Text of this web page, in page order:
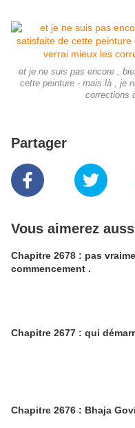
et je ne suis pas encore ,
cette peinture - mais là , je
corrections
Partager
Vous aimerez
Chapitre 2678 : pas
commencement .
Chapitre 2677 : qui
Chapitre 2676 : Bhaja